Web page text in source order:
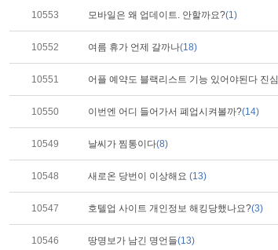
10553 모바일은 왜 업데이트. 안할까요?(1)
10552 여름 휴가 언제 갈까나(18)
10551 어플 예약도 블랙리스트 기능 있어야된다 진심
10550 이번엔 어디 들어가서 폐업시켜볼까?(14)
10549 날씨가 찜통이다(8)
10548 새로온 당번이 이상해요 (13)
10547 호텔업 사이트 개인정보 해킹당했나요?(3)
10546 땅명보가 남긴 명언들(13)